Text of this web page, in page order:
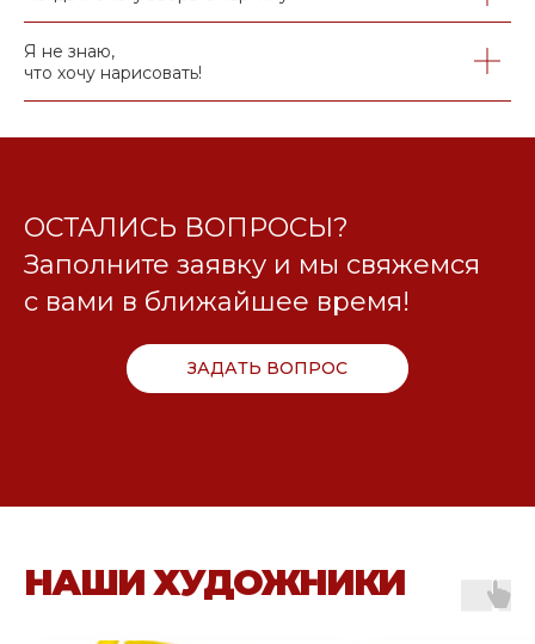
Я не знаю,
что хочу нарисовать!
ОСТАЛИСЬ ВОПРОСЫ?
Заполните заявку и мы свяжемся
с вами в ближайшее время!
ЗАДАТЬ ВОПРОС
НАШИ ХУДОЖНИКИ